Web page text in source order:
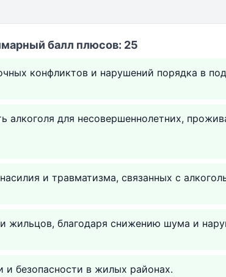
балл плюсов: 25
конфликтов и нарушений порядка в
алкоголя для несовершеннолетних,
и травматизма, связанных с
жильцов, благодаря снижению шума и
безопасности в жилых районах.